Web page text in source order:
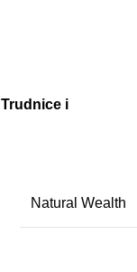
Trudnice i
Natural Wealth